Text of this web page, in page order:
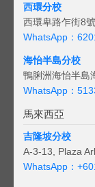
西環分校
西環卑路乍街8
WhatsApp：
海怡半島分校
鴨脷洲海怡半島
WhatsApp：
馬來西亞
吉隆坡分校
A-3-13, Plaza
WhatsApp：